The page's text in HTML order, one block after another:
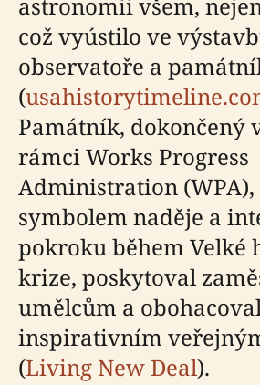
což vyústilo ve
observatoře a
(
Památník, dokončený
rámci Works Progress
Administration (WPA),
symbolem naděje a
pokroku během Velké
krize, poskytoval
umělcům a
inspirativním
(Living New Deal).